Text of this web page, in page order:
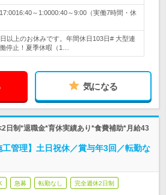
～1:0000:40～9:00（実働7時間・休
日以上のお休みです。年間休日103日# 大型連
停止！夏季休暇（1…
気になる
日制*退職金*育休実績あり*食費補助*月給43
管理】土日祝休／賞与年3回／転勤な
急募 転勤なし 完全週休2日制